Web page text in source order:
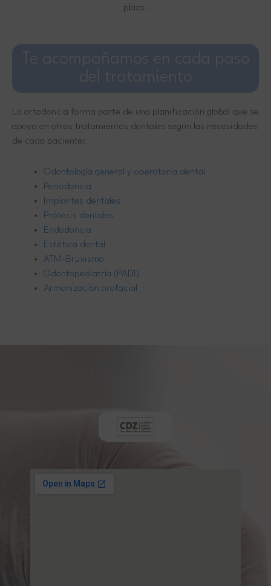
plazo.
Te acompañamos en cada paso
del tratamiento
La ortodoncia forma parte de una planificación global que se
apoya en otros tratamientos dentales según las necesidades
de cada paciente:
Odontología general y operatoria dental
Periodoncia
Implantes dentales
Prótesis dentales
Endodoncia
Estética dental
ATM-Bruxismo
Odontopediatría (PADI)
Armonización orofacial